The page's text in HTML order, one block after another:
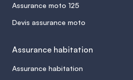
Assurance moto 125
Devis assurance moto
Assurance habitation
Assurance habitation